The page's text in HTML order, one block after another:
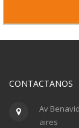
CONTACTANOS
Av
aires